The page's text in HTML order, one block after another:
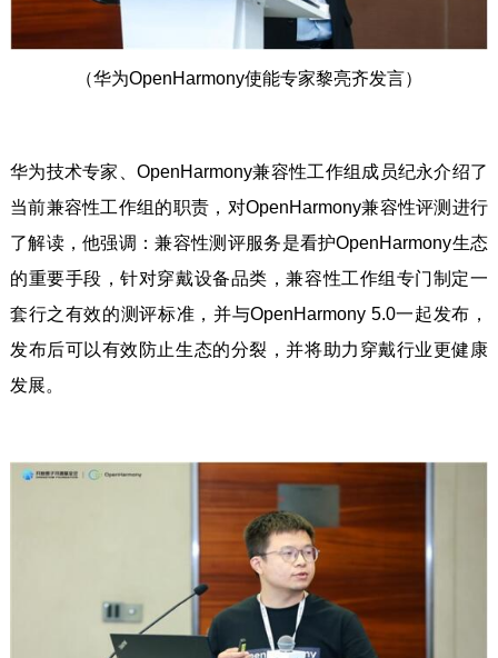
（华为OpenHarmony使能专家黎亮齐发言）
华为技术专家、OpenHarmony兼容性工作组成员纪永介绍了
当前兼容性工作组的职责，对OpenHarmony兼容性评测进行
了解读，他强调：兼容性测评服务是看护OpenHarmony生态
的重要手段，针对穿戴设备品类，兼容性工作组专门制定一
套行之有效的测评标准，并与OpenHarmony 5.0一起发布，
发布后可以有效防止生态的分裂，并将助力穿戴行业更健康
发展。